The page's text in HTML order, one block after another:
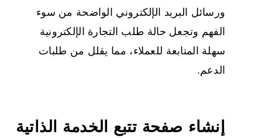
ورسائل البريد الإلكتروني الواضحة من سوء
الفهم وتجعل حالة طلب التجارة الإلكترونية
سهلة المتابعة للعملاء، مما يقلل من طلبات
الدعم.
إنشاء صفحة تتبع الخدمة الذاتية